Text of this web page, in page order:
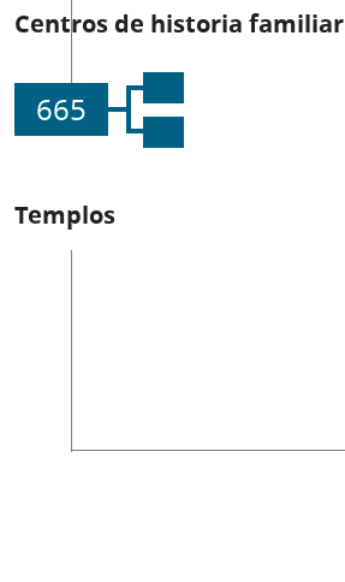
Centros de historia familiar
665
Templos